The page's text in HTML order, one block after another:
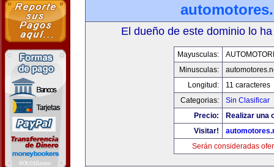
El dueño de este dominio lo
Mayusculas:
Minusculas:
Longitud:
11 caracteres
Categorias:
Sin Clasificar
Precio:
Realizar una
Visitar!
Serán consideradas